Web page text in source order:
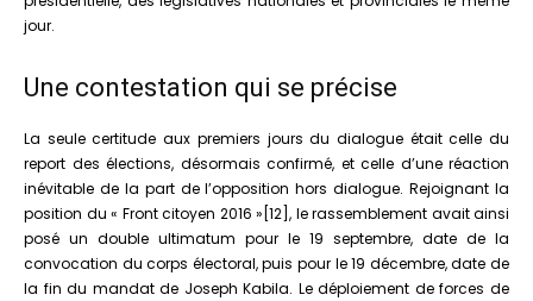
jour.
Une contestation qui se précise
La seule certitude aux premiers jours du dialogue était celle du
report des élections, désormais confirmé, et celle d’une réaction
inévitable de la part de l’opposition hors dialogue. Rejoignant la
position du « Front citoyen 2016 »[12], le rassemblement avait ainsi
posé un double ultimatum pour le 19 septembre, date de la
convocation du corps électoral, puis pour le 19 décembre, date de
la fin du mandat de Joseph Kabila. Le déploiement de forces de